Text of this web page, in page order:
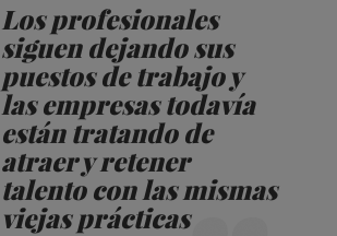
Los profesionales
siguen dejando sus
puestos de trabajo y
las empresas todavía
están tratando de
atraer y retener
talento con las mismas
viejas prácticas